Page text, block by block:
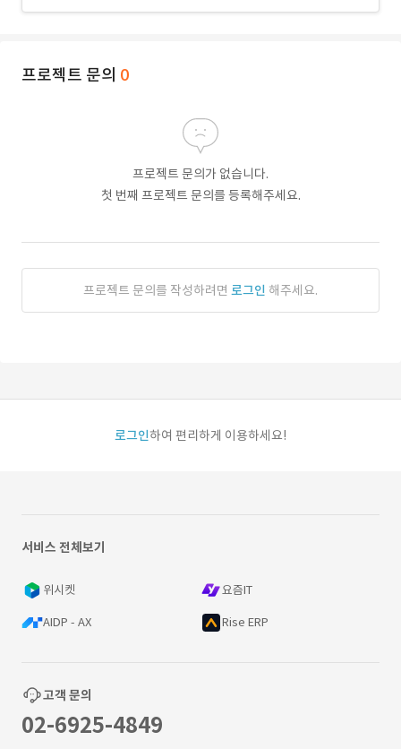
프로젝트 문의 0
프로젝트 문의가 없습니다.
첫 번째 프로젝트 문의를 등록해주세요.
프로젝트 문의를 작성하려면 로그인 해주세요.
로그인하여 편리하게 이용하세요!
서비스 전체보기
위시켓 요즘IT
AIDP - AX Rise ERP
고객 문의
02-6925-4849